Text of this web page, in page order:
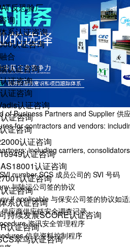
反恐验厂
询
系认证咨询
认证咨询
合
认证咨询
证咨询
证咨询
认证咨询
证咨询
证咨询
认证咨询
认证咨询
认证咨询
认证咨询
证咨询
系认证咨询
持续发展SCORE认证咨询
认证咨询
翠鸟认证咨询
Business Partners and Supplier 供
for contractors and vendors:
including carriers, consolidators
number SCS 成员公司的 SVI 号码
与陆运公司签的协议
if applicable 与保安公司签的协议如
商供应链安全调查记录
资讯安全管理程序
信息资料控制程序